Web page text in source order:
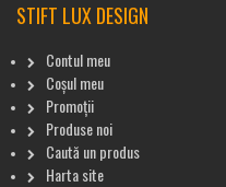
STIFT LUX DESIGN
Contul meu
Coșul meu
Promoții
Produse noi
Caută un produs
Harta site